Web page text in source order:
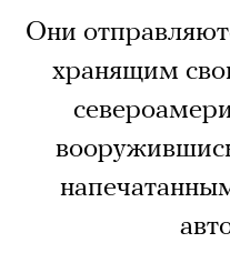
Они
хранящим